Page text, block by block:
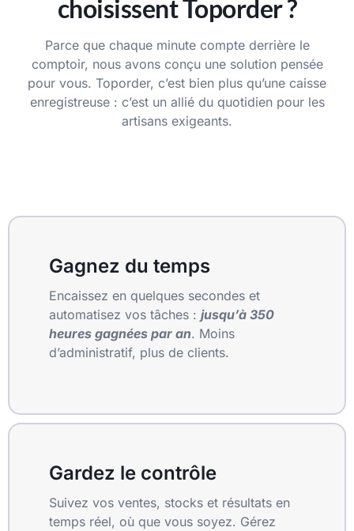
choisissent Toporder ?
Parce que chaque minute compte derrière le
comptoir, nous avons conçu une solution pensée
pour vous. Toporder, c’est bien plus qu’une caisse
enregistreuse : c’est un allié du quotidien pour les
artisans exigeants.
Gagnez du temps
Encaissez en quelques secondes et
automatisez vos tâches : jusqu’à 350
heures gagnées par an. Moins
d’administratif, plus de clients.
Gardez le contrôle
Suivez vos ventes, stocks et résultats en
temps réel, où que vous soyez. Gérez